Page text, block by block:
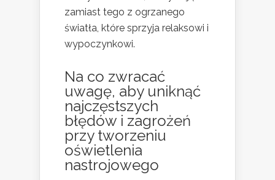
zamiast tego z ogrzanego
światła, które sprzyja relaksowi i
wypoczynkowi.
Na co zwracać
uwagę, aby uniknąć
najczęstszych
błędów i zagrożeń
przy tworzeniu
oświetlenia
nastrojowego